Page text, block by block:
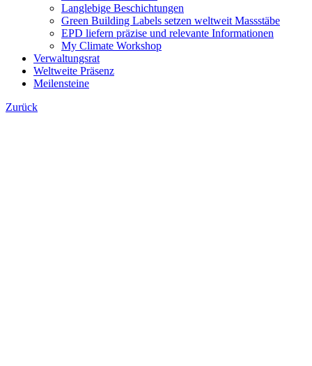
Langlebige Beschichtungen
Green Building Labels setzen weltweit Massstäbe
EPD liefern präzise und relevante Informationen
My Climate Workshop
Verwaltungsrat
Weltweite Präsenz
Meilensteine
Zurück